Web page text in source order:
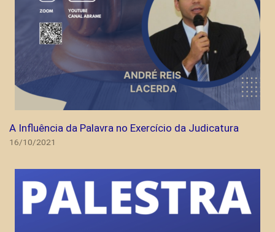
A Influência da Palavra no Exercício da Judicatura
16/10/2021